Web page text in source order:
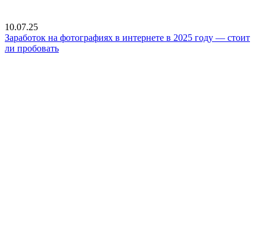
10.07.25
Заработок на фотографиях в интернете в 2025 году — стоит
ли пробовать